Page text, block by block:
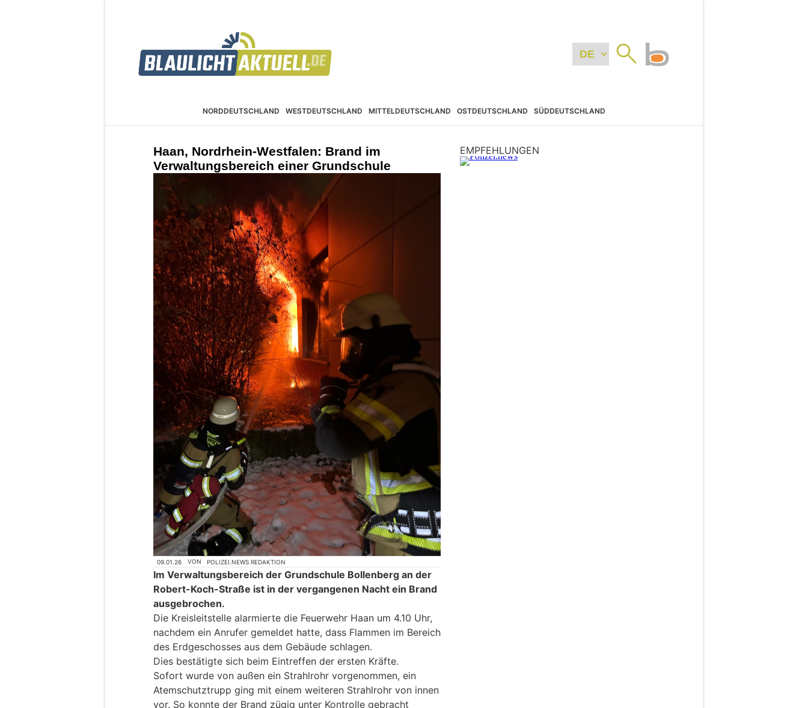
NORDDEUTSCHLAND WESTDEUTSCHLAND MITTELDEUTSCHLAND OSTDEUTSCHLAND SÜDDEUTSCHLAND
Haan, Nordrhein-Westfalen: Brand im
Verwaltungsbereich einer Grundschule
09.01.26 VON POLIZEI.NEWS REDAKTION
Im Verwaltungsbereich der Grundschule Bollenberg an der
Robert-Koch-Straße ist in der vergangenen Nacht ein Brand
ausgebrochen.
Die Kreisleitstelle alarmierte die Feuerwehr Haan um 4.10 Uhr,
nachdem ein Anrufer gemeldet hatte, dass Flammen im Bereich
des Erdgeschosses aus dem Gebäude schlagen.
Dies bestätigte sich beim Eintreffen der ersten Kräfte.
Sofort wurde von außen ein Strahlrohr vorgenommen, ein
Atemschutztrupp ging mit einem weiteren Strahlrohr von innen
vor. So konnte der Brand zügig unter Kontrolle gebracht
EMPFEHLUNGEN